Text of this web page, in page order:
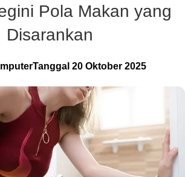
Pola Makan yang
Disarankan
Tanggal 20 Oktober 2025